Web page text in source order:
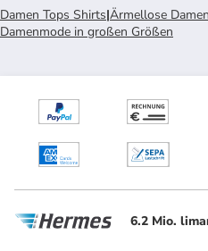
Damen Tops Shirts|Ärmellose
Damenmode in großen Größen
6.2 Mio.